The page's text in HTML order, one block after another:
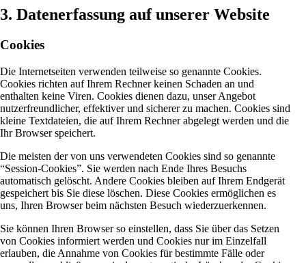
3. Datenerfassung auf unserer Website
Cookies
Die Internetseiten verwenden teilweise so genannte Cookies.
Cookies richten auf Ihrem Rechner keinen Schaden an und
enthalten keine Viren. Cookies dienen dazu, unser Angebot
nutzerfreundlicher, effektiver und sicherer zu machen. Cookies sind
kleine Textdateien, die auf Ihrem Rechner abgelegt werden und die
Ihr Browser speichert.
Die meisten der von uns verwendeten Cookies sind so genannte
“Session-Cookies”. Sie werden nach Ende Ihres Besuchs
automatisch gelöscht. Andere Cookies bleiben auf Ihrem Endgerät
gespeichert bis Sie diese löschen. Diese Cookies ermöglichen es
uns, Ihren Browser beim nächsten Besuch wiederzuerkennen.
Sie können Ihren Browser so einstellen, dass Sie über das Setzen
von Cookies informiert werden und Cookies nur im Einzelfall
erlauben, die Annahme von Cookies für bestimmte Fälle oder